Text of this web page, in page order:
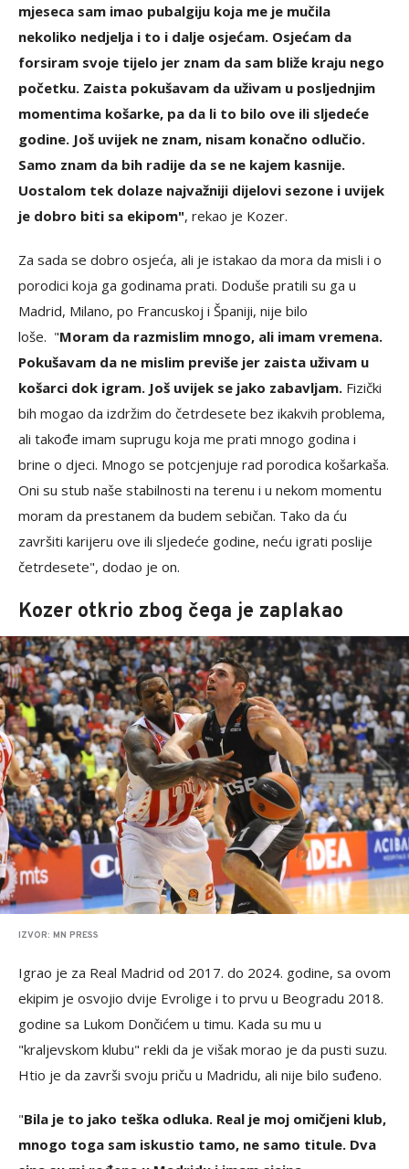
mjeseca sam imao pubalgiju koja me je mučila
nekoliko nedjelja i to i dalje osjećam. Osjećam da
forsiram svoje tijelo jer znam da sam bliže kraju nego
početku. Zaista pokušavam da uživam u posljednjim
momentima košarke, pa da li to bilo ove ili sljedeće
godine. Još uvijek ne znam, nisam konačno odlučio.
Samo znam da bih radije da se ne kajem kasnije.
Uostalom tek dolaze najvažniji dijelovi sezone i uvijek
je dobro biti sa ekipom", rekao je Kozer.
Za sada se dobro osjeća, ali je istakao da mora da misli i o
porodici koja ga godinama prati. Doduše pratili su ga u
Madrid, Milano, po Francuskoj i Španiji, nije bilo
loše. "Moram da razmislim mnogo, ali imam vremena.
Pokušavam da ne mislim previše jer zaista uživam u
košarci dok igram. Još uvijek se jako zabavljam. Fizički
bih mogao da izdržim do četrdesete bez ikakvih problema,
ali takođe imam suprugu koja me prati mnogo godina i
brine o djeci. Mnogo se potcjenjuje rad porodica košarkaša.
Oni su stub naše stabilnosti na terenu i u nekom momentu
moram da prestanem da budem sebičan. Tako da ću
završiti karijeru ove ili sljedeće godine, neću igrati poslije
četrdesete", dodao je on.
Kozer otkrio zbog čega je zaplakao
IZVOR: MN PRESS
Igrao je za Real Madrid od 2017. do 2024. godine, sa ovom
ekipim je osvojio dvije Evrolige i to prvu u Beogradu 2018.
godine sa Lukom Dončićem u timu. Kada su mu u
"kraljevskom klubu" rekli da je višak morao je da pusti suzu.
Htio je da završi svoju priču u Madridu, ali nije bilo suđeno.
"Bila je to jako teška odluka. Real je moj omičjeni klub,
mnogo toga sam iskustio tamo, ne samo titule. Dva